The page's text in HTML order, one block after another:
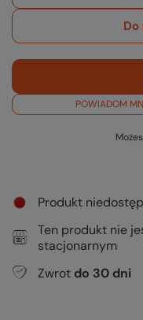
POWIADOM
Produkt
Ten produkt nie
stacjonarnym
Zwrot do 30 dni